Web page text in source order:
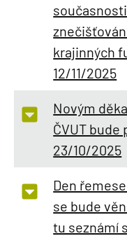
krajinných
12/11/2025
Novým
ČVUT bude
23/10/2025
Den
se bude
tu seznámí